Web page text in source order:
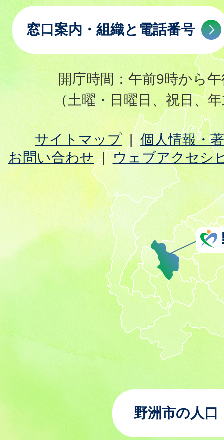
窓口案内・組織と電話番号
開庁時間：午前9時から
（土曜・日曜日、祝日、
サイトマップ
個人情報・
お問い合わせ
ウェブアクセシ
野洲市の人口